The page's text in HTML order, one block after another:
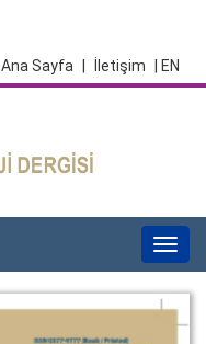
| EN
İletişim
Ana Sayfa